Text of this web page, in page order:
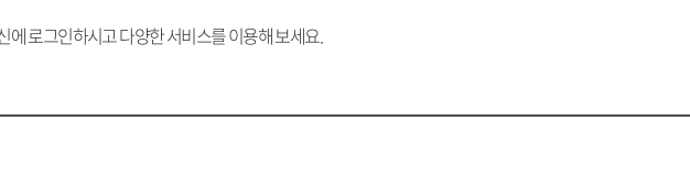
에 로그인하시고 다양한 서비스를 이용해 보세요.